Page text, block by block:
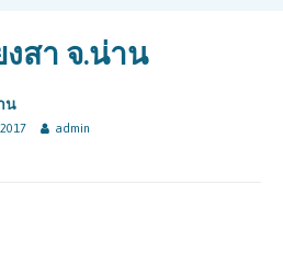
งสา จ.น่าน
น
admin